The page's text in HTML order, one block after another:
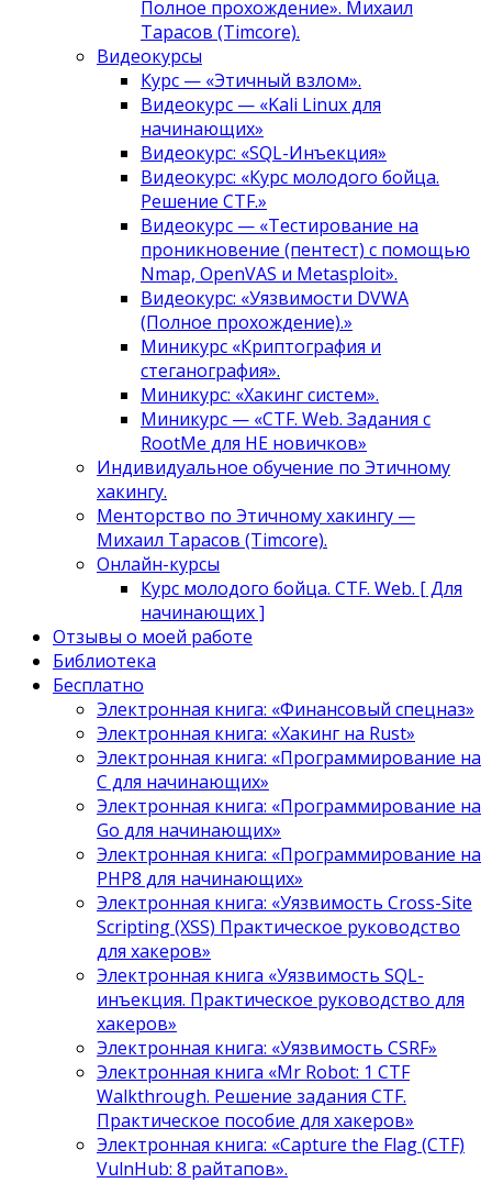
Полное прохождение». Михаил
Тарасов (Timcore).
Видеокурсы
Курс — «Этичный взлом».
Видеокурс — «Kali Linux для
начинающих»
Видеокурс: «SQL-Инъекция»
Видеокурс: «Курс молодого бойца.
Решение CTF.»
Видеокурс — «Тестирование на
проникновение (пентест) с помощью
Nmap, OpenVAS и Metasploit».
Видеокурс: «Уязвимости DVWA
(Полное прохождение).»
Миникурс «Криптография и
стеганография».
Миникурс: «Хакинг систем».
Миникурс — «CTF. Web. Задания с
RootMe для НЕ новичков»
Индивидуальное обучение по Этичному
хакингу.
Менторство по Этичному хакингу —
Михаил Тарасов (Timcore).
Онлайн-курсы
Курс молодого бойца. CTF. Web. [ Для
начинающих ]
Отзывы о моей работе
Библиотека
Бесплатно
Электронная книга: «Финансовый спецназ»
Электронная книга: «Хакинг на Rust»
Электронная книга: «Программирование на
C для начинающих»
Электронная книга: «Программирование на
Go для начинающих»
Электронная книга: «Программирование на
PHP8 для начинающих»
Электронная книга: «Уязвимость Cross-Site
Scripting (XSS) Практическое руководство
для хакеров»
Электронная книга «Уязвимость SQL-
инъекция. Практическое руководство для
хакеров»
Электронная книга: «Уязвимость CSRF»
Электронная книга «Mr Robot: 1 CTF
Walkthrough. Решение задания CTF.
Практическое пособие для хакеров»
Электронная книга: «Capture the Flag (CTF)
VulnHub: 8 райтапов».